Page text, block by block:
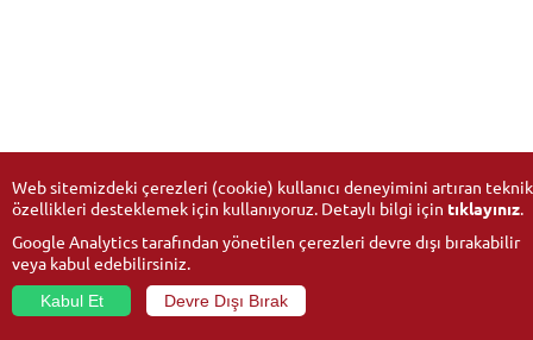
Web sitemizdeki çerezleri (cookie) kullanıcı deneyimini artıran teknik
özellikleri desteklemek için kullanıyoruz. Detaylı bilgi için tıklayınız.
Google Analytics tarafından yönetilen çerezleri devre dışı bırakabilir
veya kabul edebilirsiniz.
Kabul Et
Devre Dışı Bırak
© 2026Anadolu Üniversitesi- Tüm hakları saklıdır.